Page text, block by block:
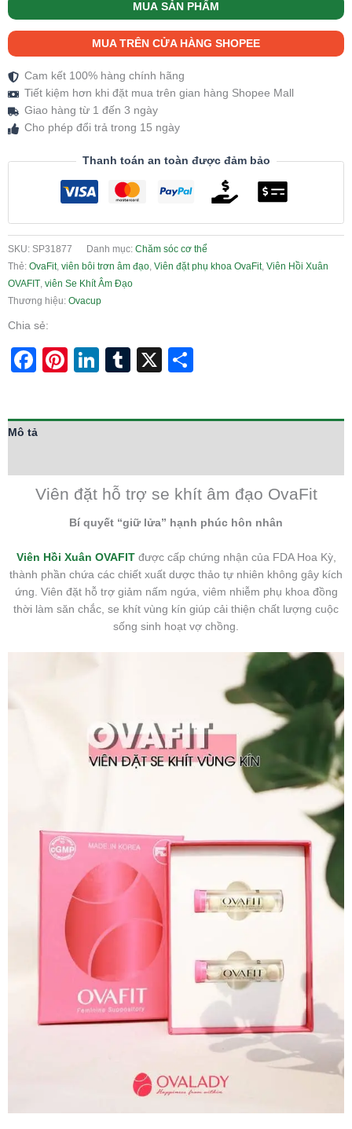
MUA SẢN PHẨM
MUA TRÊN CỬA HÀNG SHOPEE
Cam kết 100% hàng chính hãng
Tiết kiệm hơn khi đặt mua trên gian hàng Shopee Mall
Giao hàng từ 1 đến 3 ngày
Cho phép đổi trả trong 15 ngày
Thanh toán an toàn được đảm bảo
SKU: SP31877 Danh mục: Chăm sóc cơ thể
Thẻ: OvaFit, viên bôi trơn âm đạo Viên đặt phụ khoa OvaFit, Viên Hồi Xuân
OVAFIT viên Se Khít Âm Đạo
Thương hiệu: Ovacup
Chia sẻ:
Facebook
Pinterest
LinkedIn
Tumblr
X
Mô tả
Viên đặt hỗ trợ se khít âm đạo OvaFit
Bí quyết “giữ lửa” hạnh phúc hôn nhân
Viên Hồi Xuân OVAFITđược cấp chứng nhận của FDA Hoa Kỳ,
thành phần chứa các chiết xuất dược thảo tự nhiên không gây kích
ứng. Viên đặt hỗ trợ giảm nấm ngứa, viêm nhiễm phụ khoa đồng
thời làm săn chắc, se khít vùng kín giúp cải thiện chất lượng cuộc
sống sinh hoạt vợ chồng.